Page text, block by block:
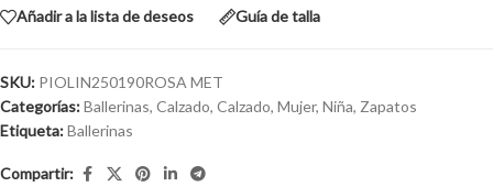
Añadir a la lista de deseos Guía de talla
SKU: PIOLIN250190ROSA MET
Categorías:Ballerinas, Calzado, Calzado, Mujer, Niña, Zapatos
Etiqueta:Ballerinas
Compartir: